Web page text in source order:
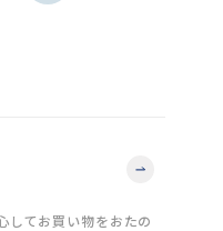
してお買い物をおたの